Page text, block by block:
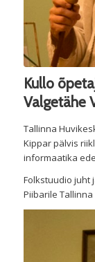
Kullo
Valgetähe
Tallinna
Kippar pälvis
informaatika
Folkstuudio juht
Piibarile